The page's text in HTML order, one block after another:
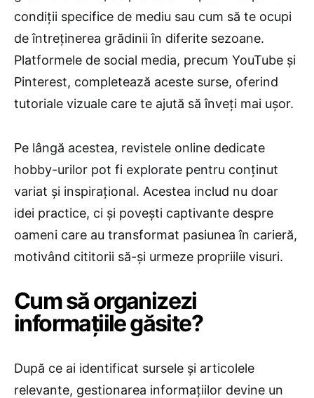
condiții specifice de mediu sau cum să te ocupi
de întreținerea grădinii în diferite sezoane.
Platformele de social media, precum YouTube și
Pinterest, completează aceste surse, oferind
tutoriale vizuale care te ajută să înveți mai ușor.
Pe lângă acestea, revistele online dedicate
hobby-urilor pot fi explorate pentru conținut
variat și inspirațional. Acestea includ nu doar
idei practice, ci și povești captivante despre
oameni care au transformat pasiunea în carieră,
motivând cititorii să-și urmeze propriile visuri.
Cum să organizezi
informațiile găsite?
După ce ai identificat sursele și articolele
relevante, gestionarea informațiilor devine un